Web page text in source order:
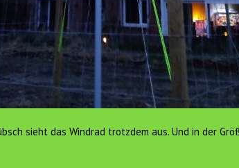
sieht das Windrad trotzdem aus. Und in der